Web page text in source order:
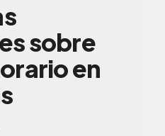
sobre
en